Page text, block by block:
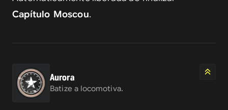
Capítulo Moscou.
Aurora
Batize a locomotiva.